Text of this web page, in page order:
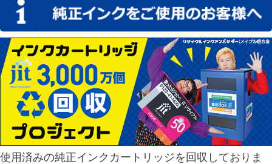
使用済みの純正インクカートリッジを回収しておりま